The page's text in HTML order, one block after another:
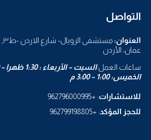
التواصل
العنوان: مستشفى الرويال- شارع الاردن -ط٣,
عمان، الأردن
ساعات العمل:السبت – الأربعاء : 1:30 ظهرا – 5:00 م
الخميس: 1:00 – 3:00 م
للاستشارات: +962796000995
للحجز المؤكد: +962799198805